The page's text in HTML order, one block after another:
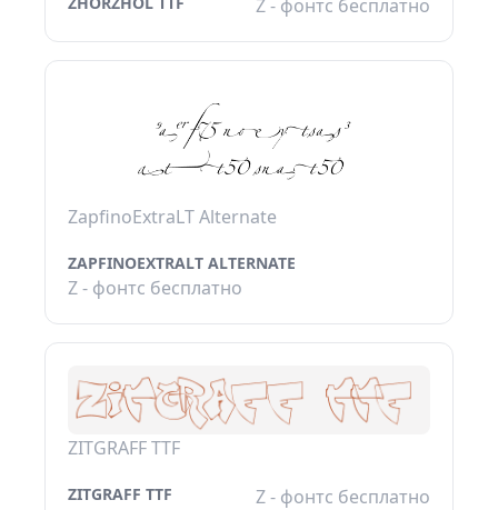
Z - фонтс бесплатно
ZapfinoExtraLT Alternate
ZAPFINOEXTRALT ALTERNATE
Z - фонтс бесплатно
ZITGRAFF TTF
ZITGRAFF TTF Z - фонтс бесплатно